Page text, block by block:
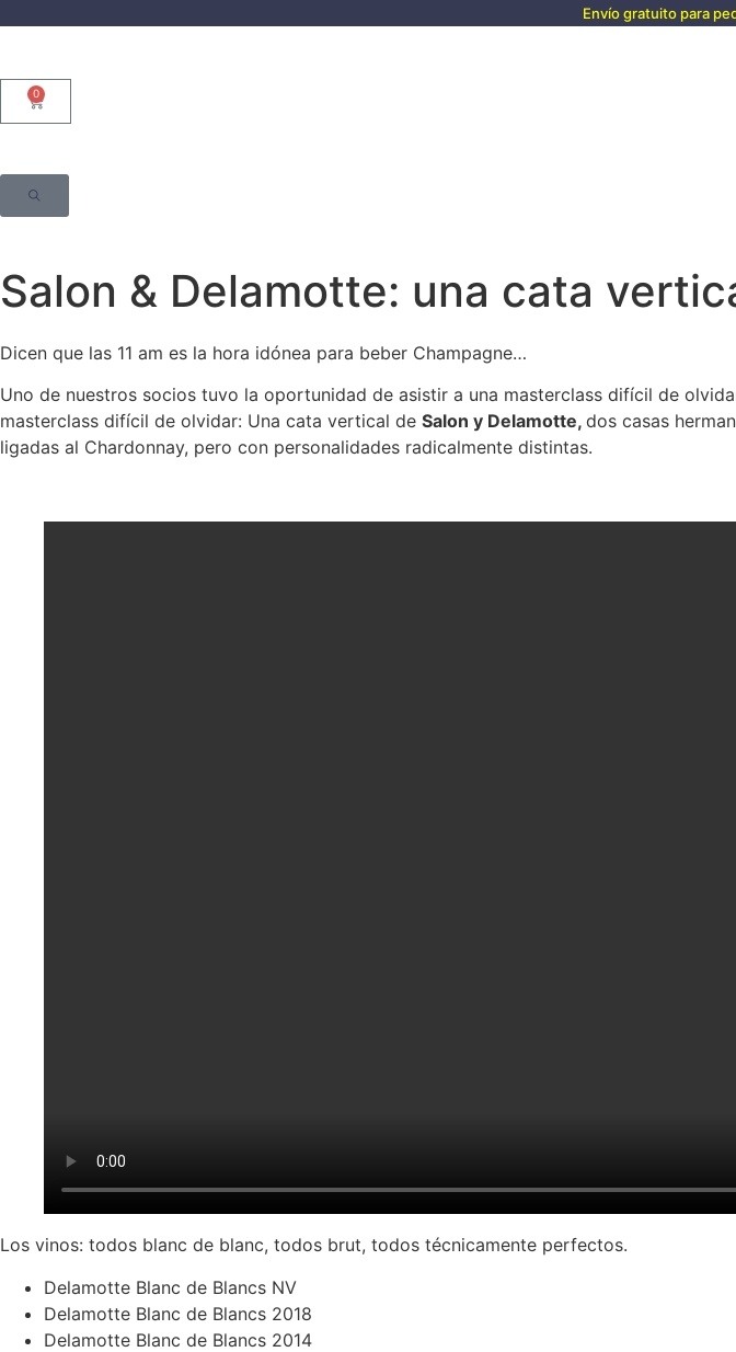
Envío gratuito para
0
Salon & Delamotte: una cata
Dicen que las 11 am es la hora idónea para beber Champagne…
Uno de nuestros socios tuvo la oportunidad de asistir a una masterclass difícil de
masterclass difícil de olvidar: Una cata vertical de Salon y Delamotte, dos casas
ligadas al Chardonnay, pero con personalidades radicalmente distintas.
Los vinos: todos blanc de blanc, todos brut, todos técnicamente perfectos.
Delamotte Blanc de Blancs NV
Delamotte Blanc de Blancs 2018
Delamotte Blanc de Blancs 2014